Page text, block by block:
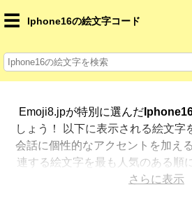
☰ Iphone16の絵文字コード
Emoji8.jpが特別に選んだ
しょう！ 以下に表示される絵文字
会話に個性的なアクセントを加え
連する絵文字を最も人気のある順
に多くのオプションが欲しいです
さらに表示